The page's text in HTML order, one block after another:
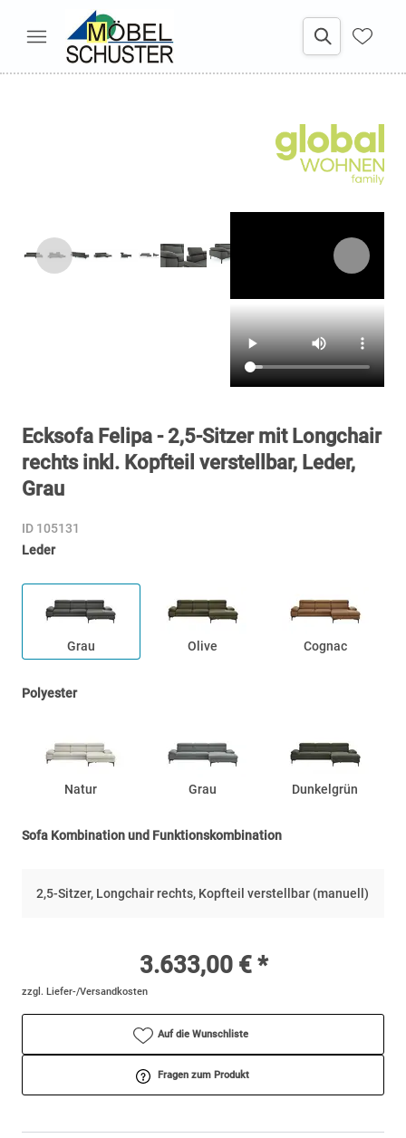
Ecksofa Felipa - 2,5-Sitzer mit Longchair
rechts inkl. Kopfteil verstellbar, Leder,
Grau
ID 105131
Leder
Grau Olive Cognac
Polyester
Natur Grau Dunkelgrün
Sofa Kombination und Funktionskombination
2,5-Sitzer, Longchair rechts, Kopfteil verstellbar (manuell)
3.633,00 € *
zzgl. Liefer-/Versandkosten
Auf die Wunschliste
Fragen zum Produkt